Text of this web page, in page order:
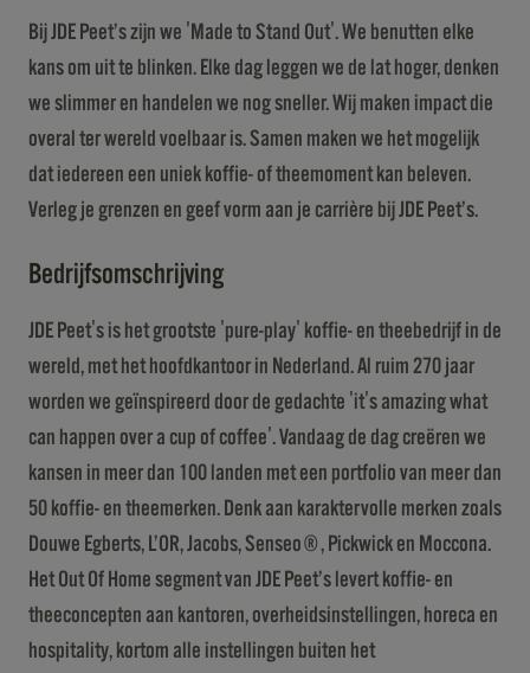
Bij JDE Peet’s zijn we 'Made to Stand Out'. We benutten elke
kans om uit te blinken. Elke dag leggen we de lat hoger, denken
we slimmer en handelen we nog sneller. Wij maken impact die
overal ter wereld voelbaar is. Samen maken we het mogelijk
dat iedereen een uniek koffie- of theemoment kan beleven.
Verleg je grenzen en geef vorm aan je carrière bij JDE Peet’s.
Bedrijfsomschrijving
JDE Peet's is het grootste 'pure-play' koffie- en theebedrijf in de
wereld, met het hoofdkantoor in Nederland. Al ruim 270 jaar
worden we geïnspireerd door de gedachte 'it's amazing what
can happen over a cup of coffee'. Vandaag de dag creëren we
kansen in meer dan 100 landen met een portfolio van meer dan
50 koffie- en theemerken. Denk aan karaktervolle merken zoals
Douwe Egberts, L’OR, Jacobs, Senseo®, Pickwick en Moccona.
Het Out Of Home segment van JDE Peet’s levert koffie- en
theeconcepten aan kantoren, overheidsinstellingen, horeca en
hospitality, kortom alle instellingen buiten het